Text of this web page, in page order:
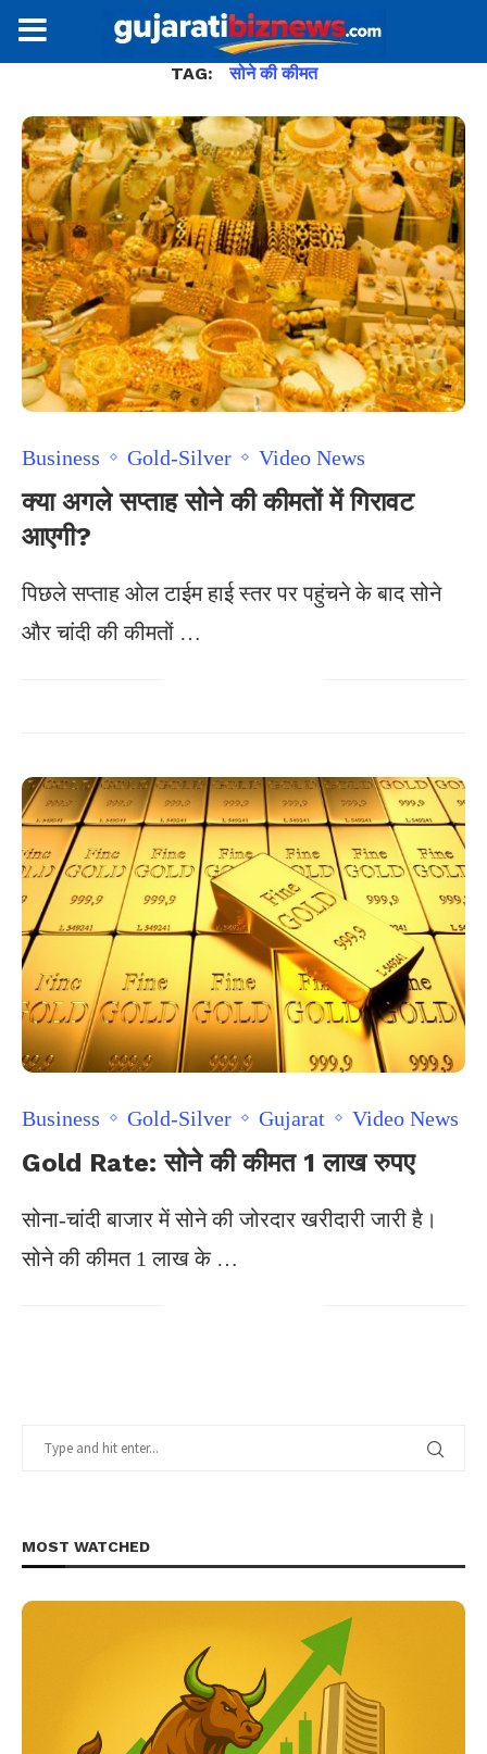
TAG: सोने की कीमत
Business Gold-Silver Video News
क्या अगले सप्ताह सोने की कीमतों में गिरावट
आएगी?
पिछले सप्ताह ओल टाईम हाई स्तर पर पहुंचने के बाद सोने
और चांदी की कीमतों …
Business Gold-Silver Gujarat Video News
Gold Rate: सोने की कीमत 1 लाख रुपए
सोना-चांदी बाजार में सोने की जोरदार खरीदारी जारी है।
सोने की कीमत 1 लाख के …
MOST WATCHED